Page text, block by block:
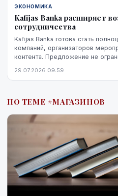
ЭКОНОМИКА
Kafijas Banka расширяет
сотрудничества
Kafijas Banka готова стать
компаний, организаторов
контента. Предложение не
29.07.2026 09:59
ПО ТЕМЕ #МАГАЗИНОВ